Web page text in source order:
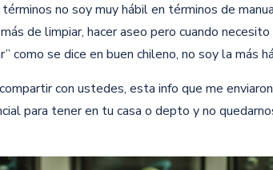
no soy muy hábil en términos de
de limpiar, hacer aseo pero cuando necesito
como se dice en buen chileno, no soy la más
con ustedes, esta info que me
para tener en tu casa o depto y no